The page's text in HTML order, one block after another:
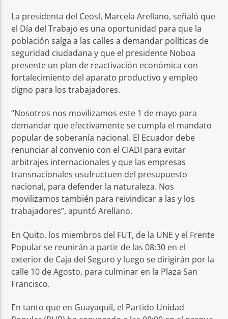
La presidenta del Ceosl, Marcela Arellano, señaló que
el Día del Trabajo es una oportunidad para que la
población salga a las calles a demandar políticas de
seguridad ciudadana y que el presidente Noboa
presente un plan de reactivación económica con
fortalecimiento del aparato productivo y empleo
digno para los trabajadores.
“Nosotros nos movilizamos este 1 de mayo para
demandar que efectivamente se cumpla el mandato
popular de soberanía nacional. El Ecuador debe
renunciar al convenio con el CIADI para evitar
arbitrajes internacionales y que las empresas
transnacionales usufructuen del presupuesto
nacional, para defender la naturaleza. Nos
movilizamos también para reivindicar a las y los
trabajadores”, apuntó Arellano.
En Quito, los miembros del FUT, de la UNE y el Frente
Popular se reunirán a partir de las 08:30 en el
exterior de Caja del Seguro y luego se dirigirán por la
calle 10 de Agosto, para culminar en la Plaza San
Francisco.
En tanto que en Guayaquil, el Partido Unidad